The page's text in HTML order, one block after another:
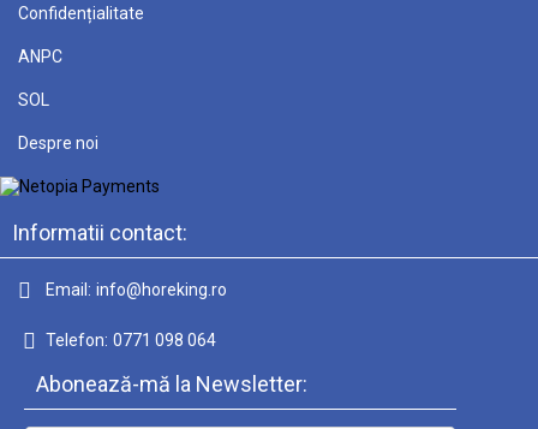
Confidențialitate
ANPC
SOL
Despre noi
Informatii contact:
Email: info@horeking.ro
Telefon: 0771 098 064
Abonează-mă la Newsletter: